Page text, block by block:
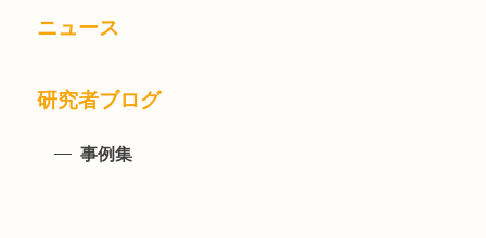
ニュース
研究者ブログ
事例集